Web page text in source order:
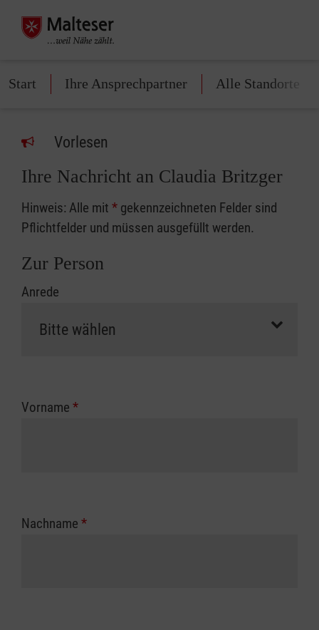
Start Ihre Ansprechpartner Alle Standorte
Vorlesen
Ihre Nachricht an Claudia Britzger
Hinweis: Alle mit * gekennzeichneten Felder sind
Pflichtfelder und müssen ausgefüllt werden.
Zur Person
Anrede
Vorname *
Nachname *